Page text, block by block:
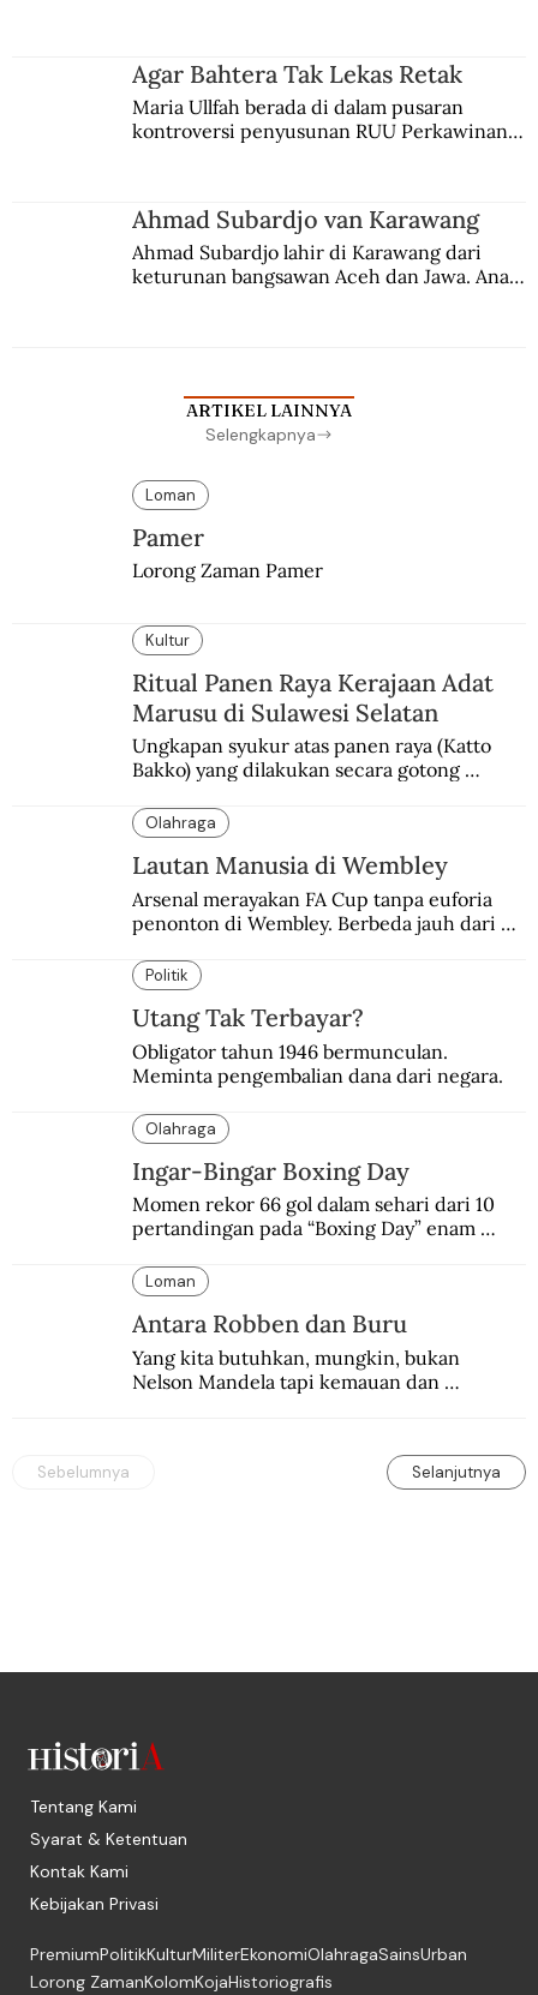
Agar Bahtera Tak Lekas Retak
Maria Ullfah berada di dalam pusaran
kontroversi penyusunan RUU Perkawinan.
Ahmad Subardjo van Karawang
Ahmad Subardjo lahir di Karawang dari
keturunan bangsawan Aceh dan Jawa. Anak
ARTIKEL LAINNYA
Selengkapnya
Loman
Pamer
Lorong Zaman Pamer
Kultur
Ritual Panen Raya Kerajaan Adat
Marusu di Sulawesi Selatan
Ungkapan syukur atas panen raya (Katto
Bakko) yang dilakukan secara gotong
Olahraga
Lautan Manusia di Wembley
Arsenal merayakan FA Cup tanpa euforia
penonton di Wembley. Berbeda jauh dari
silam.
Politik
Utang Tak Terbayar?
Obligator tahun 1946 bermunculan.
Meminta pengembalian dana dari negara.
Olahraga
Ingar-Bingar Boxing Day
Momen rekor 66 gol dalam sehari dari 10
pertandingan pada “Boxing Day” enam
Manchester United 6-1.
Loman
Antara Robben dan Buru
Yang kita butuhkan, mungkin, bukan
Nelson Mandela tapi kemauan dan
Sebelumnya Selanjutnya
Tentang Kami
Syarat & Ketentuan
Kontak Kami
Kebijakan Privasi
PremiumPolitikKulturMiliterEkonomiOlahragaSainsUrban
Lorong ZamanKolomKojaHistoriografis